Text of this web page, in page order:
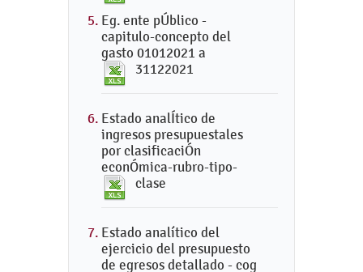
Eg. ente pÚblico -
capitulo-concepto del
gasto 01012021 a
31122021
Estado analÍtico de
ingresos presupuestales
por clasificaciÓn
econÓmica-rubro-tipo-
clase
Estado analítico del
ejercicio del presupuesto
de egresos detallado - cog